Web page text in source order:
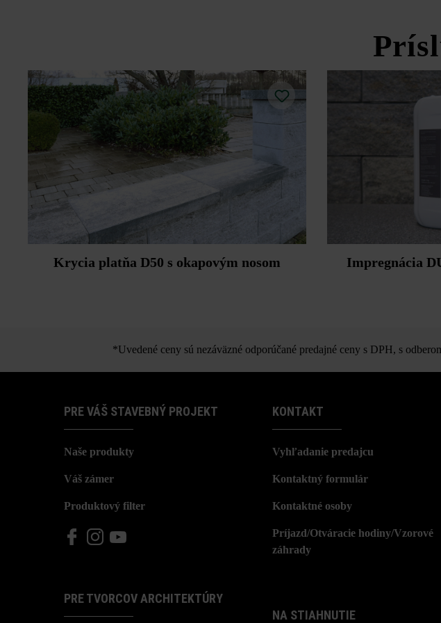
Krycia platňa D50 s okapovým nosom Impregnácia
*Uvedené ceny sú nezáväzné odporúčané predajné ceny s DPH, s
PRE VÁŠ STAVEBNÝ PROJEKT
Naše produkty
Váš zámer
Produktový filter
PRE TVORCOV ARCHITEKTÚRY
KONTAKT
Vyhľadanie predajcu
Kontaktný formulár
Kontaktné osoby
Príjazd/Otváracie hodiny/Vzorové
záhrady
NA STIAHNUTIE